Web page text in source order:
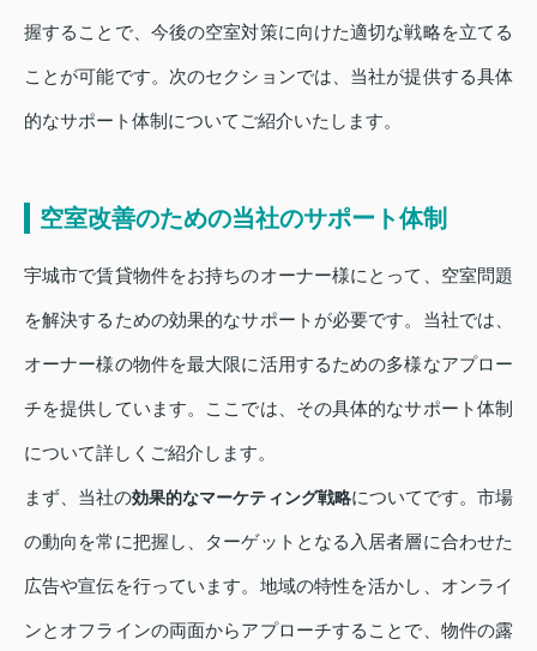
握することで、今後の空室対策に向けた適切な戦略を立てる
ことが可能です。次のセクションでは、当社が提供する具体
的なサポート体制についてご紹介いたします。
空室改善のための当社のサポート体制
宇城市で賃貸物件をお持ちのオーナー様にとって、空室問題
を解決するための効果的なサポートが必要です。当社では、
オーナー様の物件を最大限に活用するための多様なアプロー
チを提供しています。ここでは、その具体的なサポート体制
について詳しくご紹介します。
まず、当社の効果的なマーケティング戦略についてです。市場
の動向を常に把握し、ターゲットとなる入居者層に合わせた
広告や宣伝を行っています。地域の特性を活かし、オンライ
ンとオフラインの両面からアプローチすることで、物件の露